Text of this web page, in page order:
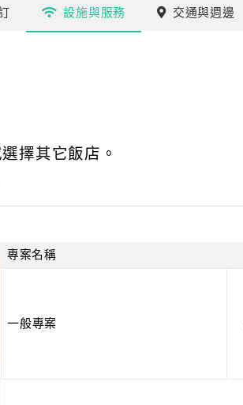
設施與服務 交通與週邊
擇其它飯店。
專案名稱
一般專案